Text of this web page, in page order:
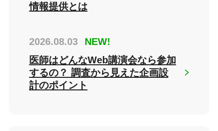
情報提供とは
2026.08.03
NEW!
医師はどんなWeb講演会なら参加
するの？ 調査から見えた企画設
計のポイント